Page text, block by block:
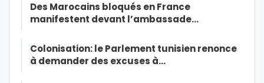
Des Marocains bloqués en France
manifestent devant l’ambassade…
Colonisation: le Parlement tunisien renonce
à demander des excuses à…